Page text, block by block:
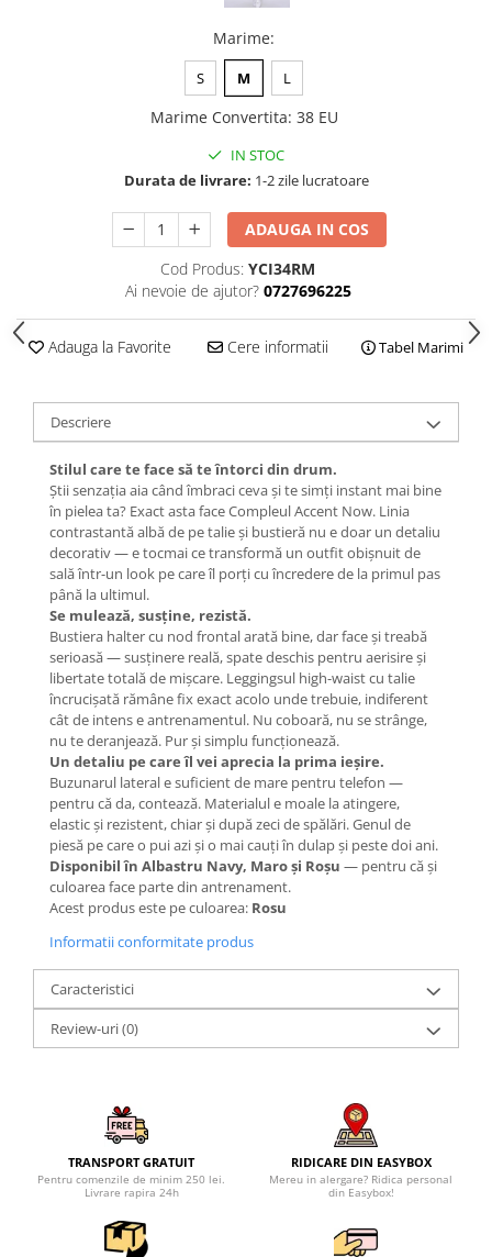
Marime:
S M L
Marime Convertita: 38 EU
IN STOC
Durata de livrare: 1-2 zile lucratoare
ADAUGA IN COS
Cod Produs: YCI34RM
Ai nevoie de ajutor? 0727696225
Adauga la Favorite Cere informatii Tabel Marimi
Descriere
Stilul care te face să te întorci din drum.
Știi senzația aia când îmbraci ceva și te simți instant mai bine
în pielea ta? Exact asta face Compleul Accent Now. Linia
contrastantă albă de pe talie și bustieră nu e doar un detaliu
decorativ — e tocmai ce transformă un outfit obișnuit de
sală într-un look pe care îl porți cu încredere de la primul pas
până la ultimul.
Se mulează, susține, rezistă.
Bustiera halter cu nod frontal arată bine, dar face și treabă
serioasă — susținere reală, spate deschis pentru aerisire și
libertate totală de mișcare. Leggingsul high-waist cu talie
încrucișată rămâne fix exact acolo unde trebuie, indiferent
cât de intens e antrenamentul. Nu coboară, nu se strânge,
nu te deranjează. Pur și simplu funcționează.
Un detaliu pe care îl vei aprecia la prima ieșire.
Buzunarul lateral e suficient de mare pentru telefon —
pentru că da, contează. Materialul e moale la atingere,
elastic și rezistent, chiar și după zeci de spălări. Genul de
piesă pe care o pui azi și o mai cauți în dulap și peste doi ani.
Disponibil în Albastru Navy, Maro și Roșu — pentru că și
culoarea face parte din antrenament.
Acest produs este pe culoarea: Rosu
Informatii conformitate produs
Caracteristici
Review-uri(0)
TRANSPORT GRATUIT
Pentru comenzile de minim 250 lei.
Livrare rapira 24h
RIDICARE DIN EASYBOX
Mereu in alergare? Ridica personal
din Easybox!